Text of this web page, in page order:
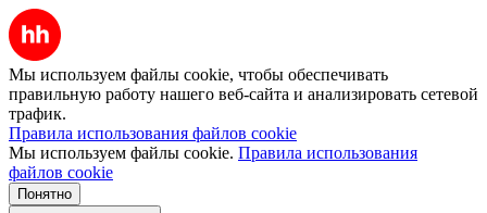
Мы используем файлы cookie, чтобы обеспечивать
правильную работу нашего веб-сайта и анализировать сетевой
трафик.
Правила использования файлов cookie
Мы используем файлы cookie. Правила использования
файлов cookie
Понятно